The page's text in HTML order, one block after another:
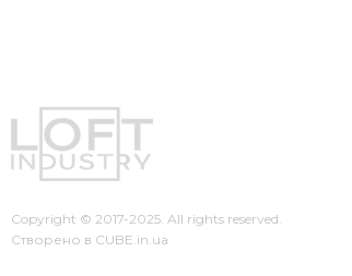
Copyright © 2017-2025. All rights reserved.
Створено в CUBE.in.ua